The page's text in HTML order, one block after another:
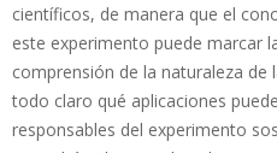
científicos, de manera que el
este experimento puede marcar
comprensión de la naturaleza de
todo claro qué aplicaciones
responsables del experimento